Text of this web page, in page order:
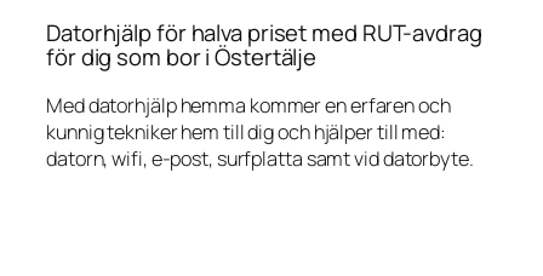
Datorhjälp för halva priset med RUT-avdrag
för dig som bor i Östertälje
Med datorhjälp hemma kommer en erfaren och
kunnig tekniker hem till dig och hjälper till med:
datorn, wifi, e-post, surfplatta samt vid datorbyte.